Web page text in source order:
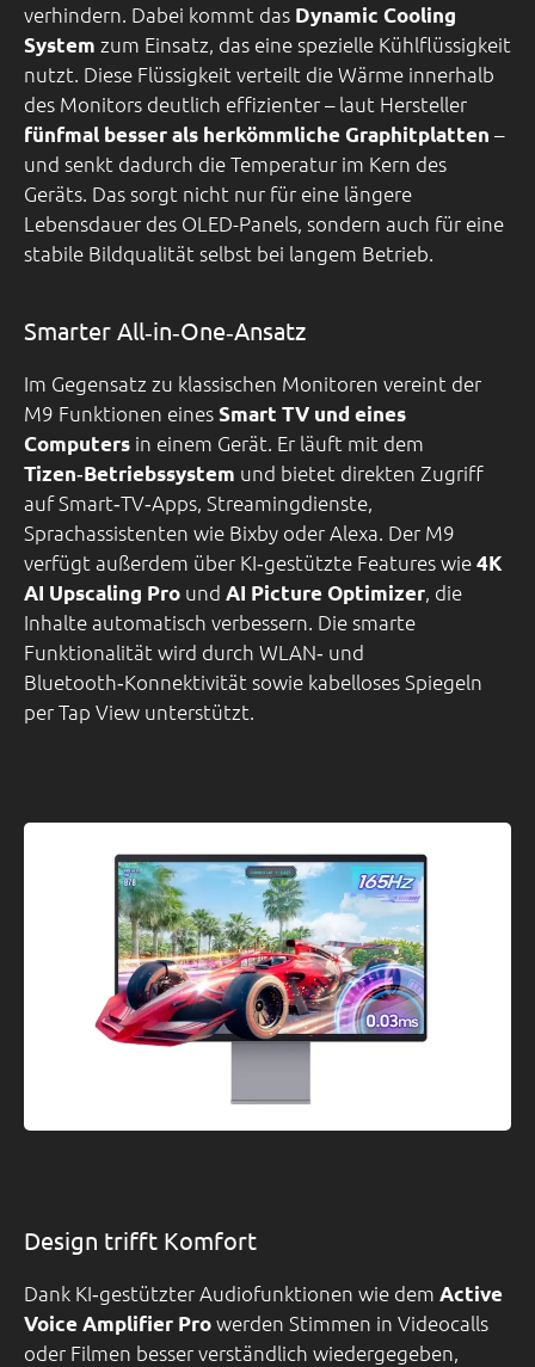
verhindern. Dabei kommt das Dynamic Cooling
System zum Einsatz, das eine spezielle Kühlflüssigkeit
nutzt. Diese Flüssigkeit verteilt die Wärme innerhalb
des Monitors deutlich effizienter – laut Hersteller
fünfmal besser als herkömmliche Graphitplatten –
und senkt dadurch die Temperatur im Kern des
Geräts. Das sorgt nicht nur für eine längere
Lebensdauer des OLED-Panels, sondern auch für eine
stabile Bildqualität selbst bei langem Betrieb.
Smarter All‑in‑One‑Ansatz
Im Gegensatz zu klassischen Monitoren vereint der
M9 Funktionen einesSmart TV und eines
Computers in einem Gerät. Er läuft mit dem
Tizen‑Betriebssystem und bietet direkten Zugriff
auf Smart‑TV‑Apps, Streamingdienste,
Sprachassistenten wie Bixby oder Alexa. Der M9
verfügt außerdem über KI‑gestützte Features wie4K
AI Upscaling Pro und AI Picture Optimizer, die
Inhalte automatisch verbessern. Die smarte
Funktionalität wird durch WLAN‑ und
Bluetooth‑Konnektivität sowie kabelloses Spiegeln
per Tap View unterstützt.
Design trifft Komfort
Dank KI‑gestützter Audiofunktionen wie dem Active
Voice Amplifier Prowerden Stimmen in Videocalls
oder Filmen besser verständlich wiedergegeben,